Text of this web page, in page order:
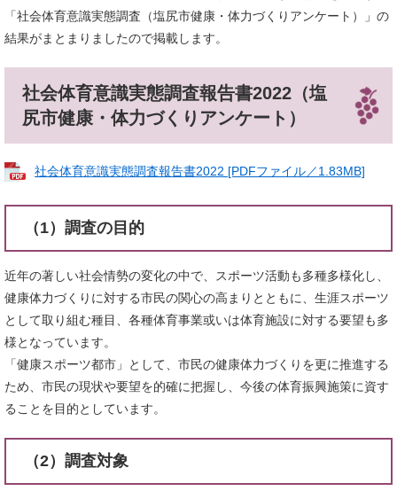
「社会体育意識実態調査（塩尻市健康・体力づくりアンケート）」の
結果がまとまりましたので掲載します。
社会体育意識実態調査報告書2022（塩
尻市健康・体力づくりアンケート）
社会体育意識実態調査報告書2022 [PDFファイル／1.83MB]
（1）調査の目的
近年の著しい社会情勢の変化の中で、スポーツ活動も多種多様化し、
健康体力づくりに対する市民の関心の高まりとともに、生涯スポーツ
として取り組む種目、各種体育事業或いは体育施設に対する要望も多
様となっています。
「健康スポーツ都市」として、市民の健康体力づくりを更に推進する
ため、市民の現状や要望を的確に把握し、今後の体育振興施策に資す
ることを目的としています。
（2）調査対象